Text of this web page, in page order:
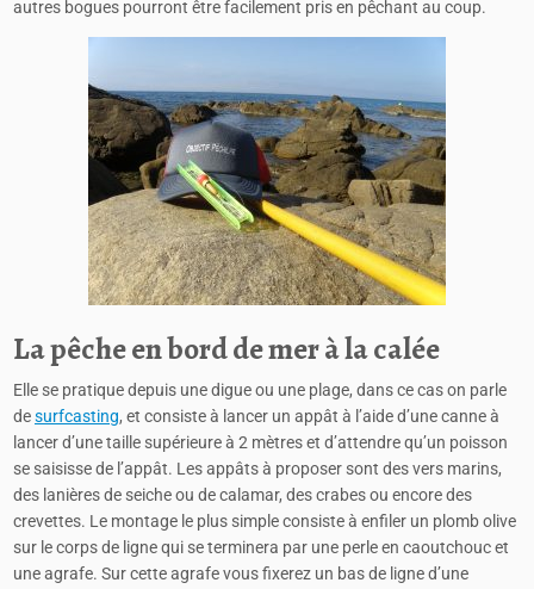
autres bogues pourront être facilement pris en pêchant au coup.
La pêche en bord de mer à la calée
Elle se pratique depuis une digue ou une plage, dans ce cas on parle
desurfcasting, et consiste à lancer un appât à l’aide d’une canne à
lancer d’une taille supérieure à 2 mètres et d’attendre qu’un poisson
se saisisse de l’appât. Les appâts à proposer sont des vers marins,
des lanières de seiche ou de calamar, des crabes ou encore des
crevettes. Le montage le plus simple consiste à enfiler un plomb olive
sur le corps de ligne qui se terminera par une perle en caoutchouc et
une agrafe. Sur cette agrafe vous fixerez un bas de ligne d’une